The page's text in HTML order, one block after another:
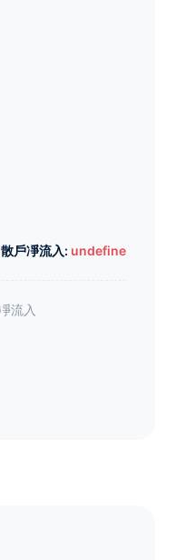
散戶凈流入: undefined